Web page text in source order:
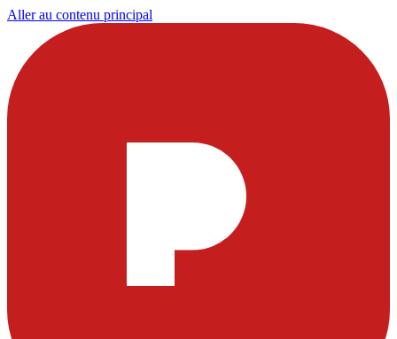
Aller au contenu principal